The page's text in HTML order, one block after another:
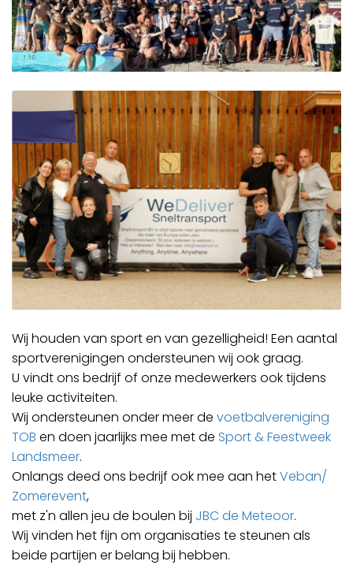
Wij houden van sport en van gezelligheid! Een aantal
sportverenigingen ondersteunen wij ook graag.
U vindt ons bedrijf of onze medewerkers ook tijdens
leuke activiteiten.
Wij ondersteunen onder meer de voetbalvereniging
TOB en doen jaarlijks mee met de Sport & Feestweek
Landsmeer.
Onlangs deed ons bedrijf ook mee aan hetVeban/
Zomerevent,
met z'n allen jeu de boulen bij JBC de Meteoor.
Wij vinden het fijn om organisaties te steunen als
beide partijen er belang bij hebben.